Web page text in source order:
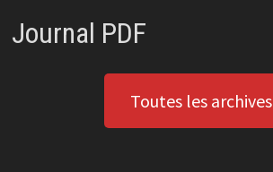
Journal PDF
Toutes les archives